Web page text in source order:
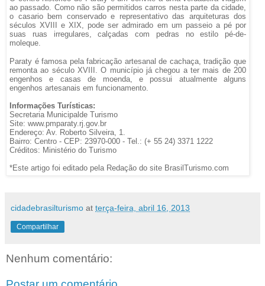
ao passado. Como não são permitidos carros nesta parte da cidade,
o casario bem conservado e representativo das arquiteturas dos
séculos XVIII e XIX, pode ser admirado em um passeio a pé por
suas ruas irregulares, calçadas com pedras no estilo pé-de-
moleque.
Paraty é famosa pela fabricação artesanal de cachaça, tradição que
remonta ao século XVIII. O município já chegou a ter mais de 200
engenhos e casas de moenda, e possui atualmente alguns
engenhos artesanais em funcionamento.
Informações Turísticas:
Secretaria Municipalde Turismo
Site: www.pmparaty.rj.gov.br
Endereço: Av. Roberto Silveira, 1.
Bairro: Centro - CEP: 23970-000 - Tel.: (+ 55 24) 3371 1222
Créditos: Ministério do Turismo
*Este artigo foi editado pela Redação do site BrasilTurismo.com
cidadebrasilturismo at terça-feira, abril 16, 2013
Compartilhar
Nenhum comentário: